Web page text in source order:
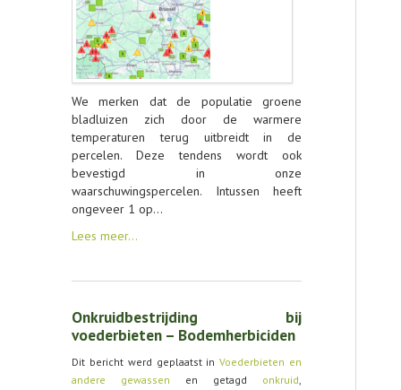
We merken dat de populatie groene
bladluizen zich door de warmere
temperaturen terug uitbreidt in de
percelen. Deze tendens wordt ook
bevestigd in onze
waarschuwingspercelen. Intussen heeft
ongeveer 1 op…
Lees meer…
Onkruidbestrijding bij
voederbieten – Bodemherbiciden
Dit bericht werd geplaatst inVoederbieten en
andere gewassen en getagd onkruid,